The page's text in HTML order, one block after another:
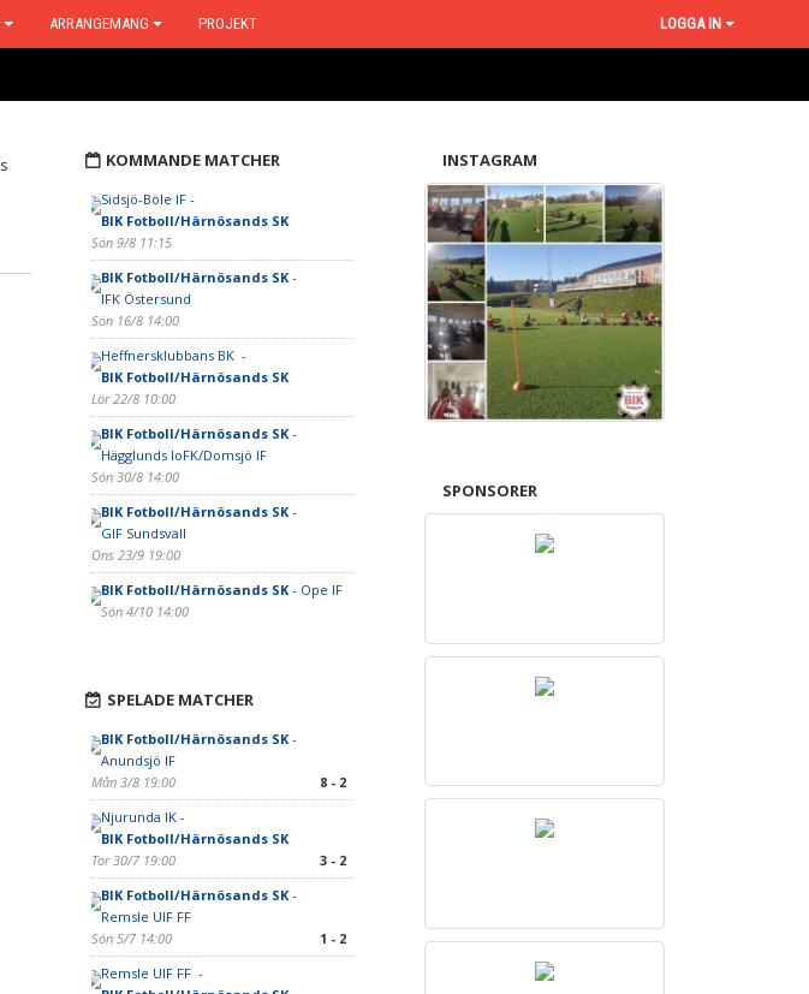
ARRANGEMANG PROJEKT LOGGA IN
KOMMANDE MATCHER
Sidsjö-Böle IF -
BIK Fotboll/Härnösands SK
Sön 9/8 11:15
BIK Fotboll/Härnösands SK-
IFK Östersund
Sön 16/8 14:00
Heffnersklubbans BK -
BIK Fotboll/Härnösands SK
Lör 22/8 10:00
BIK Fotboll/Härnösands SK-
Hägglunds IoFK/Domsjö IF
Sön 30/8 14:00
BIK Fotboll/Härnösands SK-
GIF Sundsvall
Ons 23/9 19:00
BIK Fotboll/Härnösands SK- Ope IF
Sön 4/10 14:00
SPELADE MATCHER
BIK Fotboll/Härnösands SK-
Anundsjö IF
Mån 3/8 19:00
8 - 2
Njurunda IK -
BIK Fotboll/Härnösands SK
Tor 30/7 19:00
3 - 2
BIK Fotboll/Härnösands SK-
Remsle UIF FF
Sön 5/7 14:00
1 - 2
Remsle UIF FF -
INSTAGRAM
SPONSORER